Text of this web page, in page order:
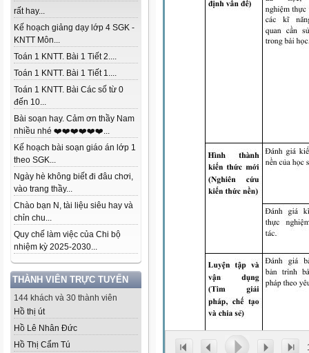
rất hay...
Kế hoạch giảng dạy lớp 4 SGK -
KNTT Môn...
Toán 1 KNTT. Bài 1 Tiết 2....
Toán 1 KNTT. Bài 1 Tiết 1....
Toán 1 KNTT. Bài Các số từ 0
đến 10...
Bài soạn hay. Cảm ơn thầy Nam
nhiều nhé ❤️❤️❤️❤️❤️❤️...
Kế hoạch bài soạn giáo án lớp 1
theo SGK...
Ngày hè không biết đi đâu chơi,
vào trang thầy...
Chào bạn N, tài liệu siêu hay và
chỉn chu...
Quy chế làm việc của Chi bộ
nhiệm kỳ 2025-2030...
THÀNH VIÊN TRỰC TUYẾN
144 khách và 30 thành viên
Hồ thị út
Hồ Lê Nhân Đức
Hồ Thị Cẩm Tú